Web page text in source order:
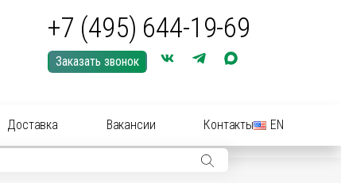
+7 (495) 644-19-69
Заказать звонок
Доставка Вакансии Контакты EN